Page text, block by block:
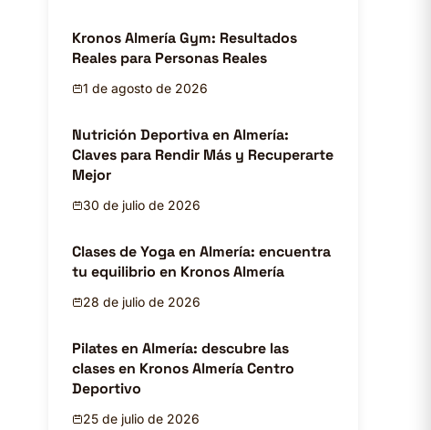
Kronos Almería Gym: Resultados
Reales para Personas Reales
1 de agosto de 2026
Nutrición Deportiva en Almería:
Claves para Rendir Más y Recuperarte
Mejor
30 de julio de 2026
Clases de Yoga en Almería: encuentra
tu equilibrio en Kronos Almería
28 de julio de 2026
Pilates en Almería: descubre las
clases en Kronos Almería Centro
Deportivo
25 de julio de 2026